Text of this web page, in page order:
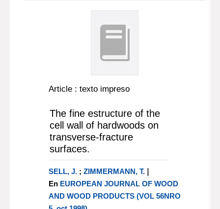
Article : texto impreso
The fine estructure of the
cell wall of hardwoods on
transverse-fracture
surfaces.
SELL, J.; ZIMMERMANN, T. |
En EUROPEAN JOURNAL OF WOOD
AND WOOD PRODUCTS (VOL 56NRO